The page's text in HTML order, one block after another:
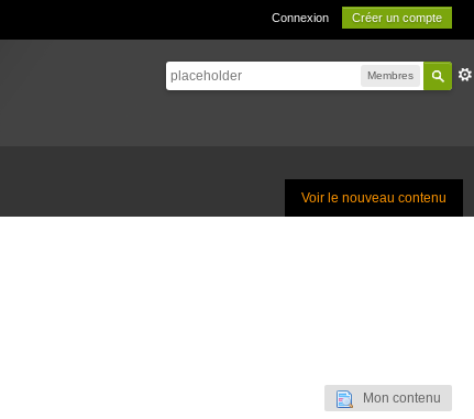
Connexion Créer un compte
Membres
Voir le nouveau contenu
Mon contenu